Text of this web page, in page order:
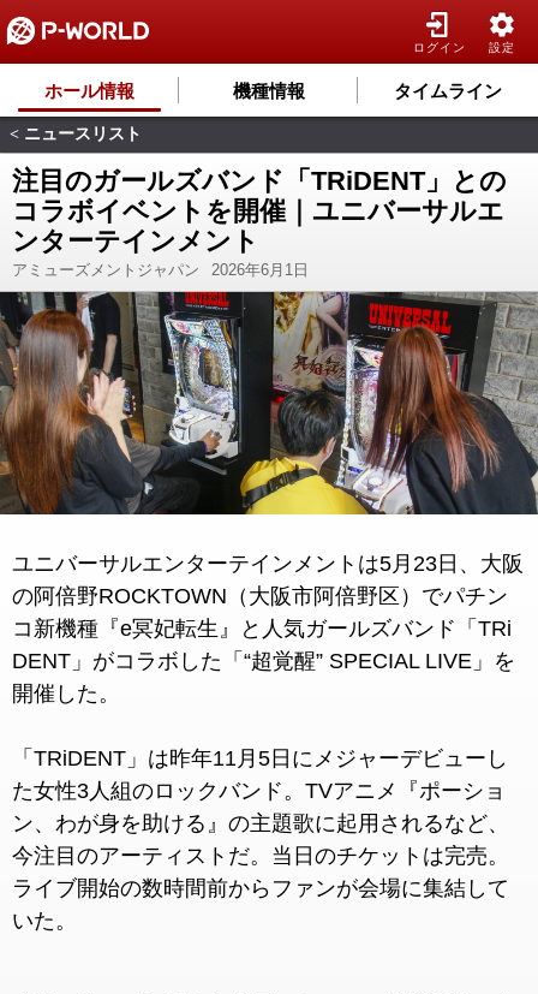
ログイン 設定
ホール情報 機種情報 タイムライン
< ニュースリスト
注目のガールズバンド「TRiDENT」との
コラボイベントを開催｜ユニバーサルエ
ンターテインメント
アミューズメントジャパン 2026年6月1日
ユニバーサルエンターテインメントは5月23日、大阪
の阿倍野ROCKTOWN（大阪市阿倍野区）でパチン
コ新機種『e冥妃転生』と人気ガールズバンド「TRi
DENT」がコラボした「“超覚醒” SPECIAL LIVE」を
開催した。
「TRiDENT」は昨年11月5日にメジャーデビューし
た女性3人組のロックバンド。TVアニメ『ポーショ
ン、わが身を助ける』の主題歌に起用されるなど、
今注目のアーティストだ。当日のチケットは完売。
ライブ開始の数時間前からファンが会場に集結して
いた。